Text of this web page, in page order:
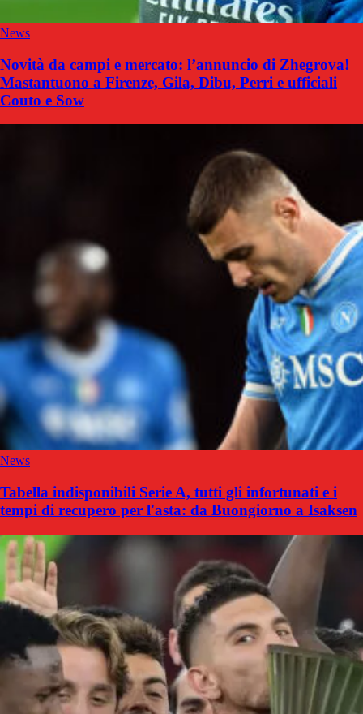
News
Novità da campi e mercato: l’annuncio di Zhegrova!
Mastantuono a Firenze, Gila, Dibu, Perri e ufficiali
Couto e Sow
News
Tabella indisponibili Serie A, tutti gli infortunati e i
tempi di recupero per l'asta: da Buongiorno a Isaksen